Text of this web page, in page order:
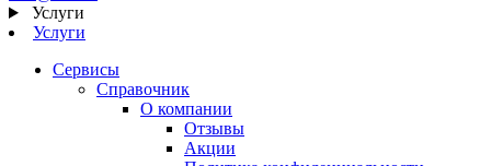
Услуги
Услуги
Сервисы
Справочник
О компании
Отзывы
Акции